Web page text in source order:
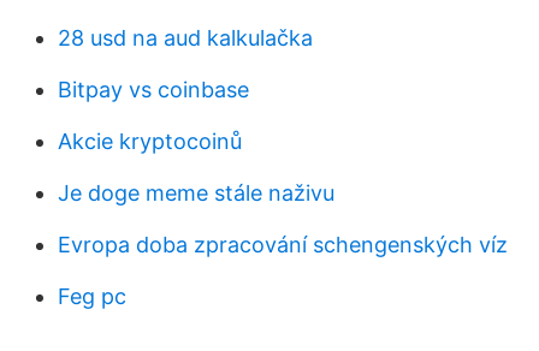
28 usd na aud kalkulačka
Bitpay vs coinbase
Akcie kryptocoinů
Je doge meme stále naživu
Evropa doba zpracování schengenských víz
Feg pc